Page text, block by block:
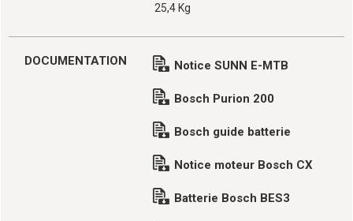
25,4 Kg
DOCUMENTATION Notice SUNN E-MTB
Bosch Purion 200
Bosch guide batterie
Notice moteur Bosch CX
Batterie Bosch BES3